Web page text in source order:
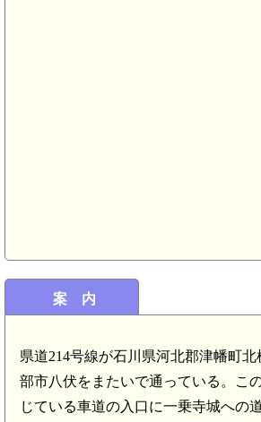
案 内
県道214号線が石川県河北郡津幡町
部市八伏をまたいで通っている。こ
じている車道の入口に一乗寺城への
加賀 莇谷堡(5.5km)